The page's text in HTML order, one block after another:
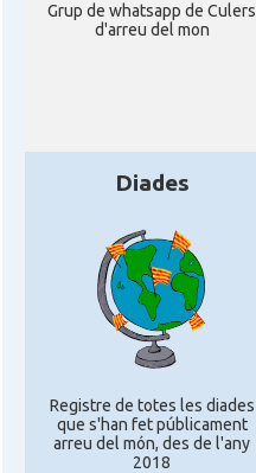
Grup de whatsapp de Culers
d'arreu del mon
Diades
Registre de totes les diades
que s'han fet públicament
arreu del món, des de l'any
2018